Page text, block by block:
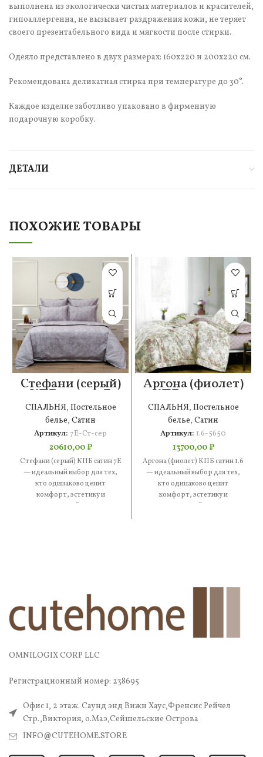
выполнена из экологически чистых материалов и красителей,
гипоаллергенна, не вызывает раздражения кожи, не теряет
своего презентабельного вида и мягкости после стирки.
Одеяло представлено в двух размерах: 160х220 и 200х220 см.
Рекомендована деликатная стирка при температуре до 30°.
Каждое изделие заботливо упаковано в фирменную
подарочную коробку.
ДЕТАЛИ
ПОХОЖИЕ ТОВАРЫ
Стефани (серый)
КПБ сатин 7Е
СПАЛЬНЯ, Постельное
белье, Сатин
Артикул: 7Е-Ст-сер
20610,00₽
Стефани (серый) КПБ сатин 7Е
— идеальный выбор для тех,
кто одинаково ценит
комфорт, эстетику и
практичность. В составе —
Аргона (фиолет)
КПБ сатин 1.6
СПАЛЬНЯ, Постельное
белье, Сатин
Артикул: 1.6-5650
13700,00₽
Аргона (фиолет) КПБ сатин 1.6
— идеальный выбор для тех,
кто одинаково ценит
комфорт, эстетику и
практичность. В составе —
OMNILOGIX CORP LLC
Регистрационный номер: 238695
Офис 1, 2 этаж. Саунд энд Вижн Хаус,Френсис Рейчел
Стр.,Виктория, о.Маэ,Сейшельские Острова
INFO@CUTEHOME.STORE